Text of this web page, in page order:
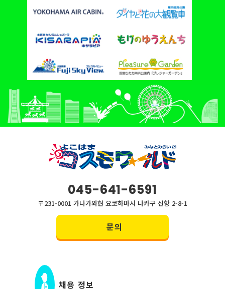
045-641-6591
〒231-0001 가나가와현 요코하마시 나카구 신항 2-8-1
문의
채용 정보